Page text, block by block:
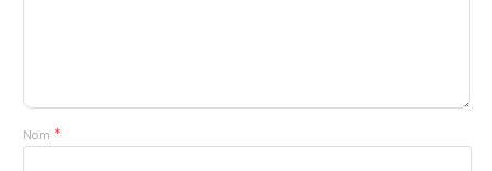
Nom *